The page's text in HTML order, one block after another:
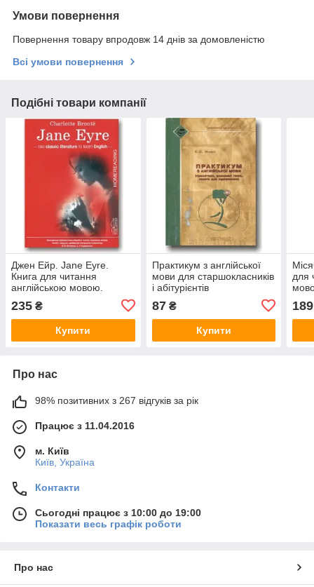
Умови повернення
Повернення товару впродовж 14 днів за домовленістю
Всі умови повернення
Подібні товари компанії
Джен Ейр. Jane Eyre.
Книга для читання
англійською мовою.
235 ₴
Купити
Практикум з англійської
мови для старшокласників
і абітурієнтів
87₴
Купити
для
189
Про нас
98% позитивних з 267 відгуків за рік
Працює з 11.04.2016
м. Київ
Київ, Україна
Контакти
Сьогодні працює з 10:00 до 19:00
Показати весь графік роботи
Про нас